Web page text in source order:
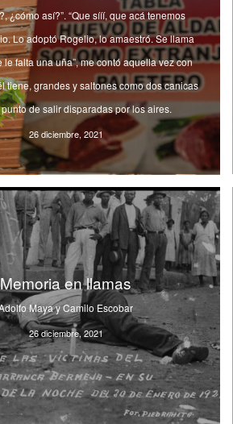
¿cómo así?”. “Que sííí, que acá tenemos
Lo adoptó Rogelio, lo amaestró. Se llama
le falta una uña”, me contó aquella vez con
tiene, grandes y saltones como dos canicas
de salir disparadas por los aires.
26 diciembre, 2021
Memoria en llamas
Maya y Camilo Escobar
26 diciembre, 2021